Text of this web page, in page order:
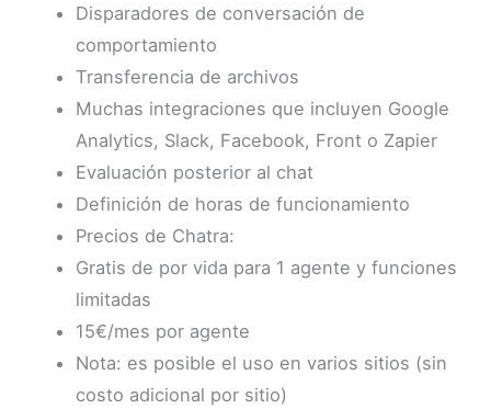
Disparadores de conversación de
comportamiento
Transferencia de archivos
Muchas integraciones que incluyen Google
Analytics, Slack, Facebook, Front o Zapier
Evaluación posterior al chat
Definición de horas de funcionamiento
Precios de Chatra:
Gratis de por vida para 1 agente y funciones
limitadas
15€/mes por agente
Nota: es posible el uso en varios sitios (sin
costo adicional por sitio)